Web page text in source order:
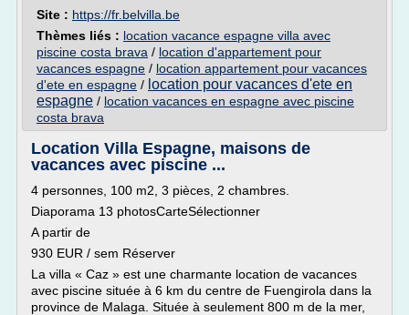
Site : https://fr.belvilla.be
Thèmes liés : location vacance espagne villa avec
piscine costa brava / location d'appartement pour
vacances espagne / location appartement pour vacances
d'ete en espagne / location pour vacances d'ete en
espagne / location vacances en espagne avec piscine
costa brava
Location Villa Espagne, maisons de
vacances avec piscine ...
4 personnes, 100 m2, 3 pièces, 2 chambres.
Diaporama 13 photosCarteSélectionner
A partir de
930 EUR / sem Réserver
La villa « Caz » est une charmante location de vacances
avec piscine située à 6 km du centre de Fuengirola dans la
province de Malaga. Située à seulement 800 m de la mer,